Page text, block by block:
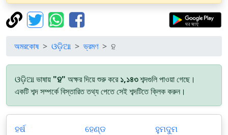
অমরকোষ ଓଡ଼ିଆ ভ্রমণ ହ
ଓଡ଼ିଆ ভাষায় "ହ" অক্ষর দিয়ে শুরু করে১,১৪৩শব্দগুলি পাওয়া গেছে।
একটি শব্দ সম্পর্কে বিস্তারিত তথ্য পেতে সেই শব্দটিতে ক্লিক করুন।
ହର୍ଷ
ହେଣ୍ଡ
ହୁମଦୁମ